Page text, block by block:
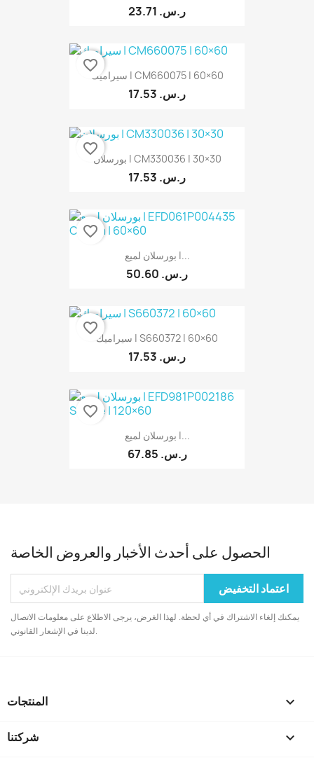
23.71 ر.س.‏
سيراميك | CM660075 | 60×60
17.53 ر.س.‏
favorite_border
بورسلان | CM330036 | 30×30
17.53 ر.س.‏
favorite_border
بورسلان لميع |...
50.60 ر.س.‏
favorite_border
سيراميك | S660372 | 60×60
17.53 ر.س.‏
favorite_border
بورسلان لميع |...
67.85 ر.س.‏
favorite_border
الحصول على أحدث الأخبار والعروض الخاصة
يمكنك إلغاء الاشتراك في أي لحظة. لهذا الغرض، يرجى الاطلاع على معلومات الاتصال
لدينا في الإشعار القانوني.
المنتجات 
شركتنا 